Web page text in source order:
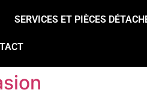
SERVICES ET PIÈCES